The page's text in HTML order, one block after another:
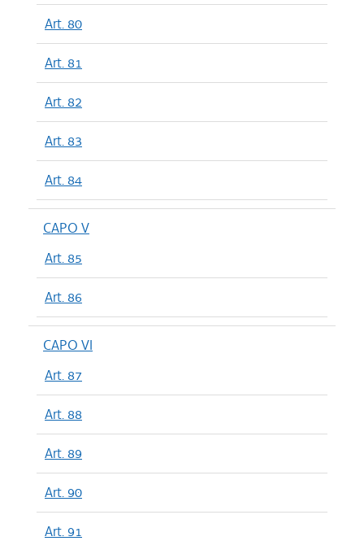
Art. 80
Art. 81
Art. 82
Art. 83
Art. 84
CAPO V
Art. 85
Art. 86
CAPO VI
Art. 87
Art. 88
Art. 89
Art. 90
Art. 91